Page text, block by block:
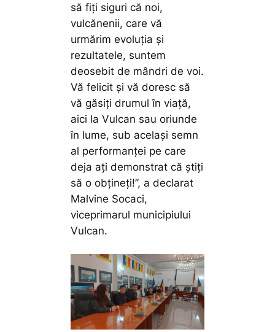
să fiți siguri că noi,
vulcănenii, care vă
urmărim evoluția și
rezultatele, suntem
deosebit de mândri de voi.
Vă felicit și vă doresc să
vă găsiți drumul în viață,
aici la Vulcan sau oriunde
în lume, sub același semn
al performanței pe care
deja ați demonstrat că știți
să o obțineți!”, a declarat
Malvine Socaci,
viceprimarul municipiului
Vulcan.